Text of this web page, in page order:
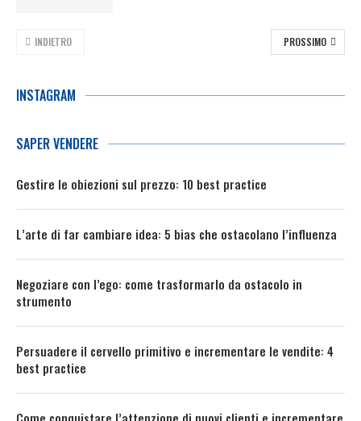
INDIETRO PROSSIMO
INSTAGRAM
SAPER VENDERE
Gestire le obiezioni sul prezzo: 10 best practice
L’arte di far cambiare idea: 5 bias che ostacolano l’influenza
Negoziare con l’ego: come trasformarlo da ostacolo in
strumento
Persuadere il cervello primitivo e incrementare le vendite: 4
best practice